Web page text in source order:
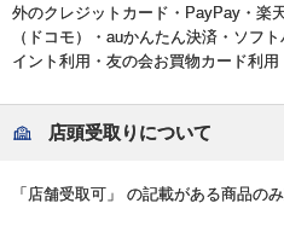
外のクレジットカード・PayPay・楽
（ドコモ）・auかんたん決済・ソフ
イント利用・友の会お買物カード利用
店頭受取りについて
「店舗受取可」 の記載がある商品のみ